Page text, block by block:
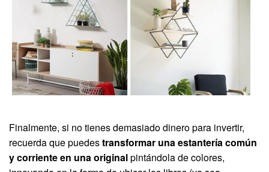
Finalmente, si no tienes demasiado dinero para invertir,
recuerda que puedestransformar una estantería común
y corriente en una originalpintándola de colores,